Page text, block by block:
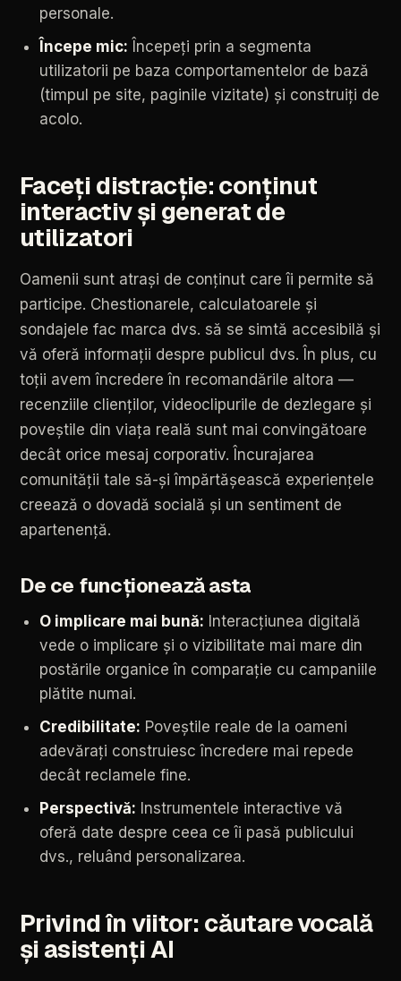
personale.
Începe mic: Începeți prin a segmenta
utilizatorii pe baza comportamentelor de bază
(timpul pe site, paginile vizitate) și construiți de
acolo.
Faceți distracție: conținut
interactivși generat de
utilizatori
Oamenii sunt atrași de conținut care îi permite să
participe. Chestionarele, calculatoarele și
sondajele fac marca dvs. să se simtă accesibilă și
vă oferă informații despre publicul dvs. În plus, cu
toții avem încredere în recomandările altora —
recenziile clienților, videoclipurile de dezlegare și
poveștile din viața reală sunt mai convingătoare
decât orice mesaj corporativ. Încurajarea
comunității tale să-și împărtășească experiențele
creează o dovadă socială și un sentiment de
apartenență.
De ce funcționeazăasta
O implicare mai bună: Interacțiunea digitală
vede o implicare și o vizibilitate mai mare din
postările organice în comparație cu campaniile
plătite numai.
Credibilitate: Poveștile reale de la oameni
adevărați construiesc încredere mai repede
decât reclamele fine.
Perspectivă: Instrumentele interactive vă
oferă date despre ceea ce îi pasă publicului
dvs., reluând personalizarea.
Privindîn viitor: căutarevocală
și asistențiAI